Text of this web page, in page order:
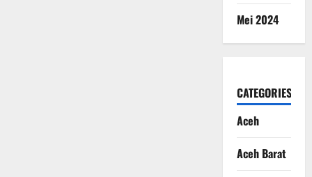
Mei 2024
CATEGORIES
Aceh
Aceh Barat